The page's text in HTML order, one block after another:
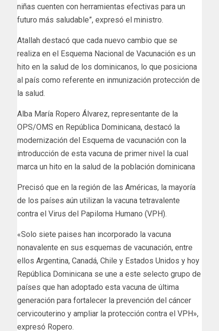
niñas cuenten con herramientas efectivas para un
futuro más saludable”, expresó el ministro.
Atallah destacó que cada nuevo cambio que se
realiza en el Esquema Nacional de Vacunación es un
hito en la salud de los dominicanos, lo que posiciona
al país como referente en inmunización protección de
la salud.
Alba María Ropero Álvarez, representante de la
OPS/OMS en República Dominicana, destacó la
modernización del Esquema de vacunación con la
introducción de esta vacuna de primer nivel la cual
marca un hito en la salud de la población dominicana
Precisó que en la región de las Américas, la mayoría
de los países aún utilizan la vacuna tetravalente
contra el Virus del Papiloma Humano (VPH).
«Solo siete paises han incorporado la vacuna
nonavalente en sus esquemas de vacunación, entre
ellos Argentina, Canadá, Chile y Estados Unidos y hoy
República Dominicana se une a este selecto grupo de
países que han adoptado esta vacuna de última
generación para fortalecer la prevención del cáncer
cervicouterino y ampliar la protección contra el VPH»,
expresó Ropero.